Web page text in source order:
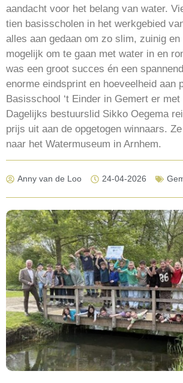
aandacht voor het belang van water.
tien basisscholen in het werkgebied
alles aan gedaan om zo slim, zuinig en
mogelijk om te gaan met water in en
was een groot succes én een
enorme eindsprint en hoeveelheid aan
Basisschool ‘t Einder in Gemert er
Dagelijks bestuurslid Sikko Oegema
prijs uit aan de opgetogen winnaars.
naar het Watermuseum in Arnhem.
Anny van de Loo 24-04-2026